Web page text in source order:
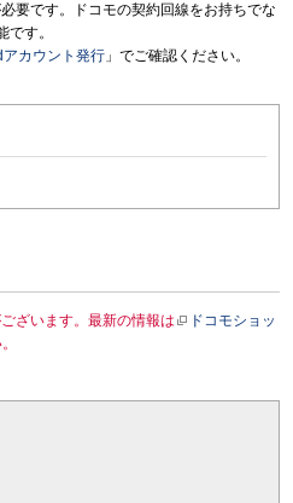
要です。ドコモの契約回線をお持ちでな
す。
アカウント発行 」でご確認ください。
ざいます。最新の情報は
ドコモショッ